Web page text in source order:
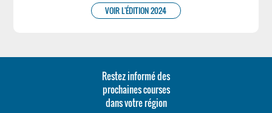
VOIR L'ÉDITION 2024
Restez informé des
prochaines courses
dans votre région